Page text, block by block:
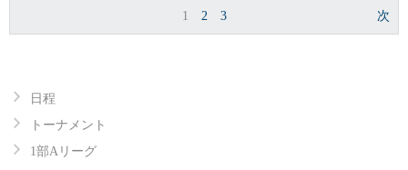
1 2 3 次
日程
トーナメント
1部Aリーグ